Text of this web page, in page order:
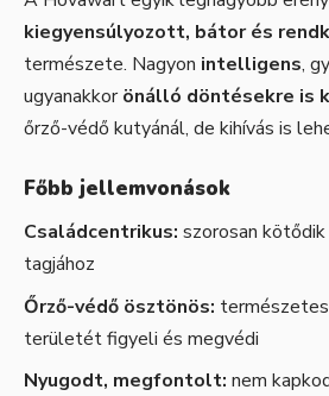
kiegyensúlyozott, bátor és
természete. Nagyon intelligens,
ugyanakkorönálló döntésekre is
őrző-védő kutyánál, de kihívás is
Főbb jellemvonások
Családcentrikus: szorosan kötődik
tagjához
Őrző-védő ösztönös:
területét figyeli és megvédi
Nyugodt, megfontolt: nem